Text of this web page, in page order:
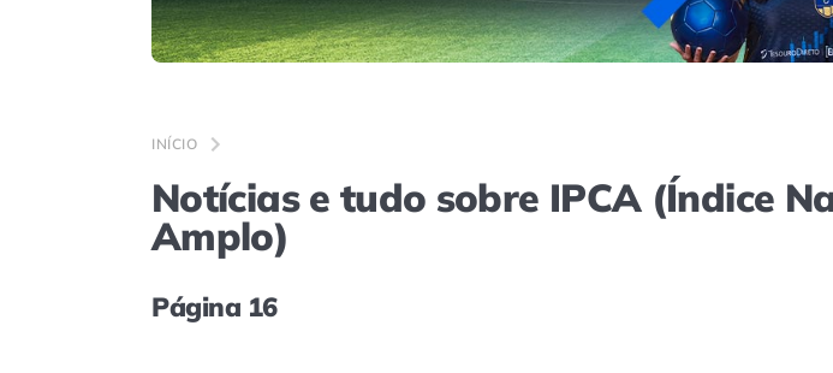
INÍCIO
Notícias e tudo sobre IPCA (Índice
Amplo)
Página 16